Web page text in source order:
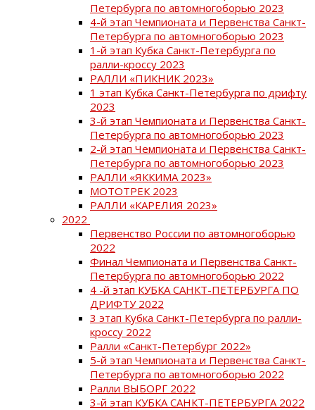
Петербурга по автомногоборью 2023
4-й этап Чемпионата и Первенства Санкт-
Петербурга по автомногоборью 2023
1-й этап Кубка Санкт-Петербурга по
ралли-кроссу 2023
РАЛЛИ «ПИКНИК 2023»
1 этап Кубка Санкт-Петербурга по дрифту
2023
3-й этап Чемпионата и Первенства Санкт-
Петербурга по автомногоборью 2023
2-й этап Чемпионата и Первенства Санкт-
Петербурга по автомногоборью 2023
РАЛЛИ «ЯККИМА 2023»
МОТОТРЕК 2023
РАЛЛИ «КАРЕЛИЯ 2023»
2022
Первенство России по автомногоборью
2022
Финал Чемпионата и Первенства Санкт-
Петербурга по автомногоборью 2022
4 -й этап КУБКА САНКТ-ПЕТЕРБУРГА ПО
ДРИФТУ 2022
3 этап Кубка Санкт-Петербурга по ралли-
кроссу 2022
Ралли «Санкт-Петербург 2022»
5-й этап Чемпионата и Первенства Санкт-
Петербурга по автомногоборью 2022
Ралли ВЫБОРГ 2022
3-й этап КУБКА САНКТ-ПЕТЕРБУРГА 2022